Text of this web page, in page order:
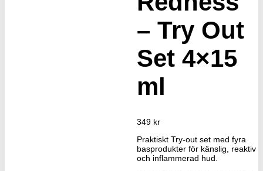
– Try Out
Set 4×15
ml
349 kr
Praktiskt Try-out set med fyra
basprodukter för känslig, reaktiv
och inflammerad hud.